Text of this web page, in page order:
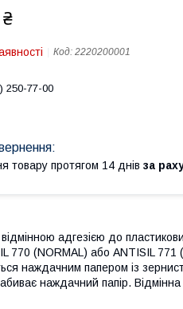
Код: 2220200001
250-77-00
товару протягом 14 днів за
адгезією до
770 (NORMAL) або ANTISIL 771
наждачним папером із
наждачний папір. Відмінна